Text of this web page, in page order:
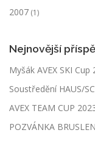
2007 (1)
Nejnovější
Myšák AVEX SKI Cup
Soustředění HAUS/
AVEX TEAM CUP
POZVÁNKA